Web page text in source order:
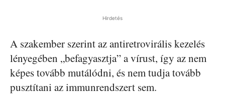
Hirdetés
A szakember szerint az antiretrovirális kezelés
lényegében „befagyasztja” a vírust, így az nem
képes tovább mutálódni, és nem tudja tovább
pusztítani az immunrendszert sem.